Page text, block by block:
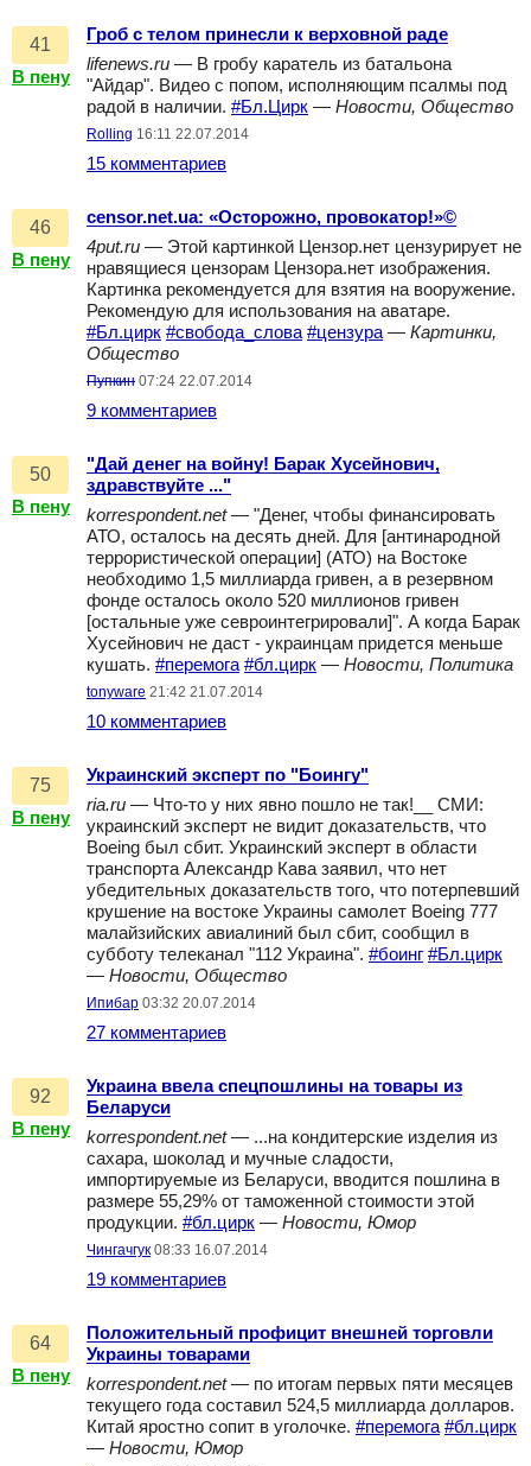
41
В пену
Гроб с телом принесли к верховной раде
lifenews.ru — В гробу каратель из батальона
"Айдар". Видео с попом, исполняющим псалмы под
радой в наличии. #Бл.Цирк — Новости, Общество
Rolling 16:11 22.07.2014
15 комментариев
46
В пену
censor.net.ua: «Осторожно, провокатор!»©
4put.ru — Этой картинкой Цензор.нет цензурирует не
нравящиеся цензорам Цензора.нет изображения.
Картинка рекомендуется для взятия на вооружение.
Рекомендую для использования на аватаре.
#Бл.цирк #свобода_слова #цензура — Картинки,
Общество
Пупкин 07:24 22.07.2014
9 комментариев
50
В пену
"Дай денег на войну! Барак Хусейнович,
здравствуйте ..."
korrespondent.net— "Денег, чтобы финансировать
АТО, осталось на десять дней. Для [антинародной
террористической операции] (АТО) на Востоке
необходимо 1,5 миллиарда гривен, а в резервном
фонде осталось около 520 миллионов гривен
[остальные уже севроинтегрировали]". А когда Барак
Хусейнович не даст - украинцам придется меньше
кушать. #перемога #бл.цирк — Новости, Политика
tonyware 21:42 21.07.2014
10 комментариев
75
В пену
Украинский эксперт по "Боингу"
ria.ru — Что-то у них явно пошло не так!__ СМИ:
украинский эксперт не видит доказательств, что
Boeing был сбит. Украинский эксперт в области
транспорта Александр Кава заявил, что нет
убедительных доказательств того, что потерпевший
крушение на востоке Украины самолет Boeing 777
малайзийских авиалиний был сбит, сообщил в
субботу телеканал "112 Украина". #боинг #Бл.цирк
— Новости, Общество
Ипибар 03:32 20.07.2014
27 комментариев
92
В пену
Украина ввела спецпошлины на товары из
Беларуси
korrespondent.net— ...на кондитерские изделия из
сахара, шоколад и мучные сладости,
импортируемые из Беларуси, вводится пошлина в
размере 55,29% от таможенной стоимости этой
продукции. #бл.цирк — Новости, Юмор
Чингачгук 08:33 16.07.2014
19 комментариев
64
В пену
Положительный профицит внешней торговли
Украины товарами
korrespondent.net— по итогам первых пяти месяцев
текущего года составил 524,5 миллиарда долларов.
Китай яростно сопит в уголочке. #перемога #бл.цирк
— Новости, Юмор